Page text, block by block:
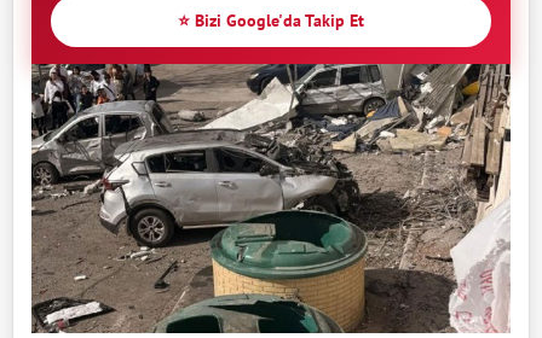
⭐ Bizi Google'da Takip Et